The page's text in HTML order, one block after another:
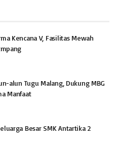
Kencana V, Fasilitas Mewah
alun Tugu Malang, Dukung MBG
Manfaat
Besar SMK Antartika 2